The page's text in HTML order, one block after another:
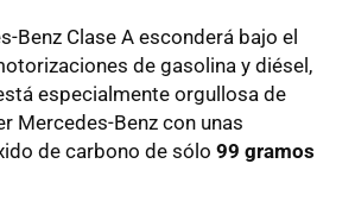
Benz Clase A esconderá bajo el
de gasolina y diésel,
especialmente orgullosa de
Mercedes-Benz con unas
de carbono de sólo 99 gramos